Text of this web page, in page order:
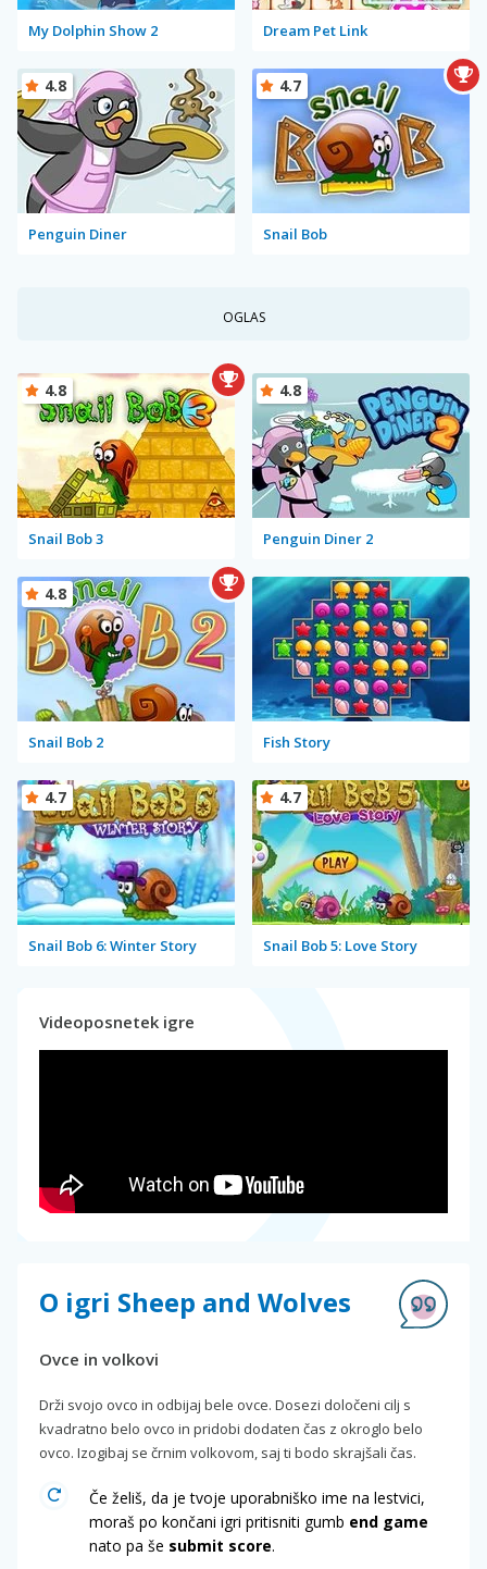
My Dolphin Show 2 Dream Pet Link
Penguin Diner
4.8
Snail Bob
4.7
OGLAS
Snail Bob 3
4.8
Penguin Diner 2
4.8
Snail Bob 2
4.8
Fish Story
Snail Bob 6: Winter Story
4.7
Snail Bob 5: Love Story
4.7
Videoposnetek igre
O igri Sheep and Wolves
Ovce in volkovi
Drži svojo ovco in odbijaj bele ovce. Dosezi določeni cilj s
kvadratno belo ovco in pridobi dodaten čas z okroglo belo
ovco. Izogibaj se črnim volkovom, saj ti bodo skrajšali čas.
Če želiš, da je tvoje uporabniško ime na lestvici,
moraš po končani igri pritisniti gumb end game
nato pa še submit score.